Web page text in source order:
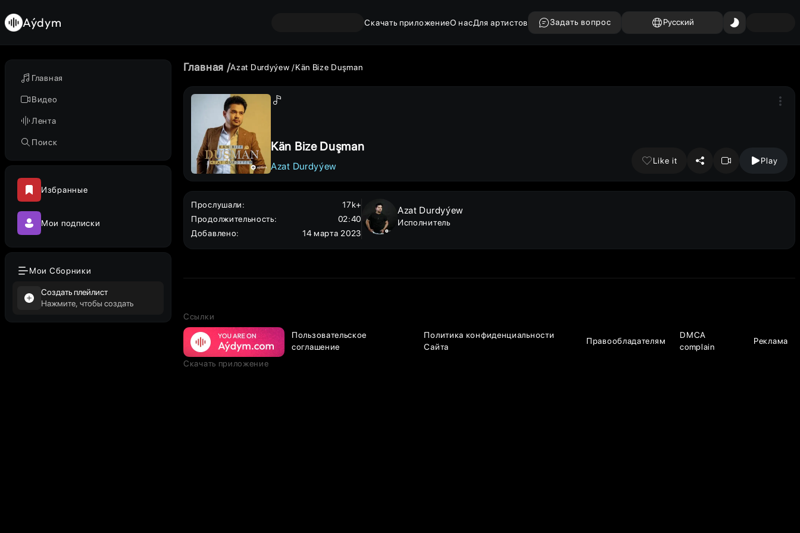
Главная
Видео
Лента
Поиск
Избранные
Мои подписки
Мои Сборники
Создать плейлист
Нажмите, чтобы создать
Aýdym Скачать приложениеО насДля артистов Задать вопрос Русский
Главная Azat Durdyýew Kän Bize Duşman
Kän Bize Duşman
Azat Durdyýew
Like it Play
Прослушали:
17k+
Продолжительность:
02:40
Добавлено: 14 марта 2023
Azat Durdyýew
Исполнитель
Ссылки
Пользовательское
соглашение
Политика конфиденциальности
Сайта
Правообладателям
DMCA
complain
Реклама
Скачать приложение